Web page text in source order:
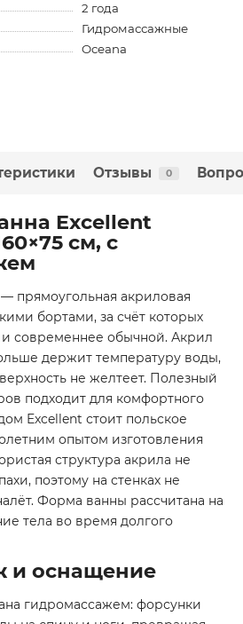
2 года
Гидромассажные
Oceana
Отзывы 0
Excellent
см, с
прямоугольная акриловая
бортами, за счёт которых
современнее обычной. Акрил
держит температуру воды,
не желтеет. Полезный
подходит для комфортного
Excellent стоит польское
опытом изготовления
структура акрила не
поэтому на стенках не
Форма ванны рассчитана на
тела во время долгого
и оснащение
гидромассажем: форсунки